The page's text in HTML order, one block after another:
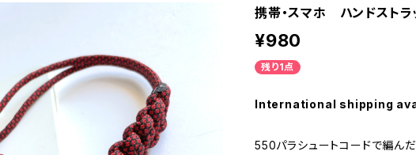
携帯・スマホ ハンドストラ
¥980
残り1点
International shipping
550パラシュートコードで編ん